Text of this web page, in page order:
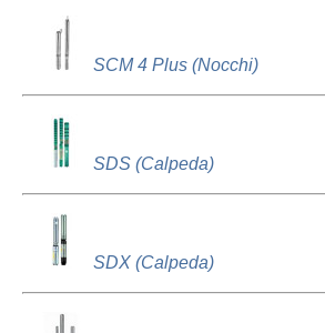
SCM 4 Plus (Nocchi)
SDS (Calpeda)
SDX (Calpeda)